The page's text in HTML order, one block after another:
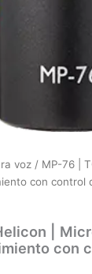
voz / MP-76 |
con control
|
con